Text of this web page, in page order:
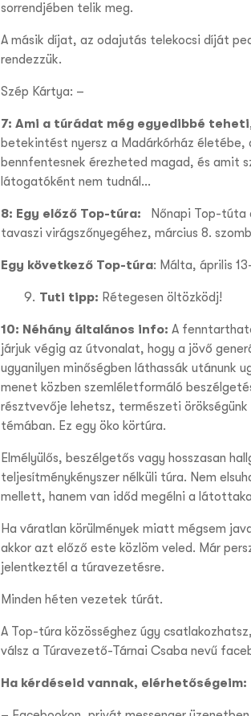
sorrendjében telik meg.
A másik díjat, az odajutás telekocsi díját
rendezzük.
Szép Kártya: –
7: Ami a túrádat még egyedibbé teheti
betekintést nyersz a Madárkórház életébe,
bennfentesnek érezheted magad, és amit
látogatóként nem tudnál…
8: Egy előző Top-túra:
Nőnapi Top-túta
tavaszi virágszőnyegéhez, március 8.
Egy következő Top-túra: Málta, április
Tuti tipp: Rétegesen öltözködj!
10: Néhány általános info: A
járjuk végig az útvonalat, hogy a jövő
ugyanilyen minőségben láthassák utánunk
menet közben szemléletformáló
résztvevője lehetsz, természeti örökségünk
témában. Ez egy öko körtúra.
Elmélyülős, beszélgetős vagy hosszasan
teljesítménykényszer nélküli túra. Nem
mellett, hanem van időd megélni a
Ha váratlan körülmények miatt mégsem
akkor azt előző este közlöm veled. Már
jelentkeztél a túravezetésre.
Minden héten vezetek túrát.
A Top-túra közösséghez úgy
válsz a Túravezető-Tárnai Csaba nevű
Ha kérdéseid vannak, elérhetőségeim: